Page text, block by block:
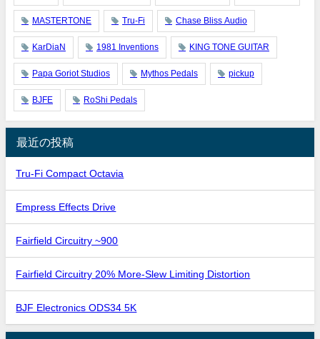
MASTERTONE Tru-Fi Chase Bliss Audio
KarDiaN 1981 Inventions KING TONE GUITAR
Papa Goriot Studios Mythos Pedals pickup
BJFE RoShi Pedals
最近の投稿
Tru-Fi Compact Octavia
Empress Effects Drive
Fairfield Circuitry ~900
Fairfield Circuitry 20% More-Slew Limiting Distortion
BJF Electronics ODS34 5K